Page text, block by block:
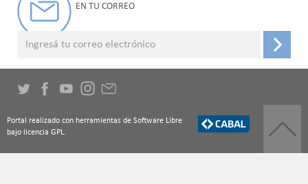
EN TU CORREO
Portal realizado con herramientas de Software Libre
bajo licencia GPL.